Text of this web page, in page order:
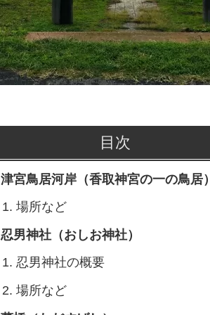
目次
津宮鳥居河岸（香取神宮の一の鳥居）
場所など
忍男神社（おしお神社）
忍男神社の概要
場所など